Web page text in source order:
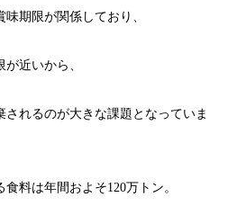
期限が関係しており、
近いから、
れるのが大きな課題となっていま
料は年間およそ120万トン。